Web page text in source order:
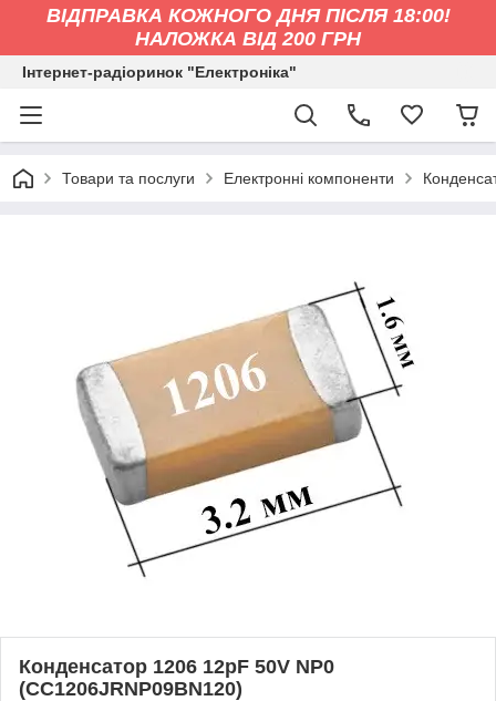
ВІДПРАВКА КОЖНОГО ДНЯ ПІСЛЯ 18:00!
НАЛОЖКА ВІД 200 ГРН
Інтернет-радіоринок "Електроніка"
Товари та послуги Електронні компоненти
Конденсатор 1206 12pF 50V NP0
(CC1206JRNP09BN120)